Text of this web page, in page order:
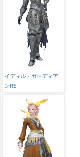
イディル・ガーディア
ンRE